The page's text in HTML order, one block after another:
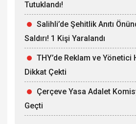
Tutuklandı!
Salihli’de Şehitlik Anıtı
Saldırı! 1 Kişi Yaralandı
THY’de Reklam ve Yönetici
Dikkat Çekti
Çerçeve Yasa Adalet
Geçti